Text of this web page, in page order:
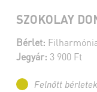
SZOKOLAY
Bérlet:
Jegyár: 3 900 Ft
Felnőtt bérletek